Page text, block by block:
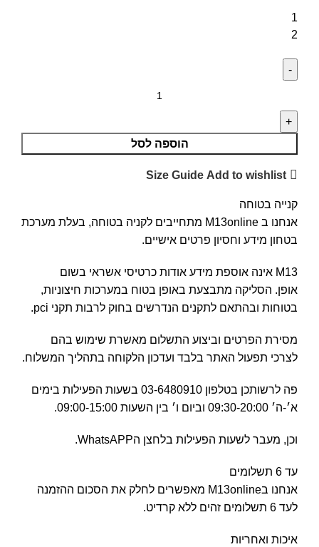
1
2
הוספה לסל
Add to wishlist
Size Guide
קנייה בטוחה
אנחנו ב M13online מתחייבים לקניה בטוחה, בעלת מערכת
בטחון מידע וחסיון פרטים אישיים.
M13 אינה אוספת מידע אודות כרטיסי אשראי בשום
אופן. הסליקה מתבצעת באופן בטוח במערכות חיצוניות,
בטוחות ובהתאם לתקנים הנדרשים בחוק לרבות תקני pci.
מסירת הפרטים וביצוע התשלום מאשרת שימוש בהם
לצרכי תפעול האתר בלבד ועדכון הלקוחה בתהליך המשלוח.
פה לרשותכן בטלפון 03-6480910 בשעות הפעילות בימים
א׳-ה׳ 09:30-20:00 וביום ו׳ בין השעות 09:00-15:00.
וכן, מעבר לשעות הפעילות בלחצן הWhatsAPP.
עד 6 תשלומים
אנחנו בM13online מאפשרים לחלק את הסכום ההזמנה
לעד 6 תשלומים זהים ללא קרדיט.
איכות ואחריות